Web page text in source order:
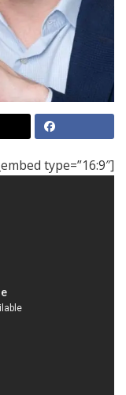
[x_video_embed type=”16:9″]